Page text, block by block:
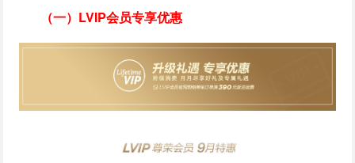
（一）LVIP会员专享优惠